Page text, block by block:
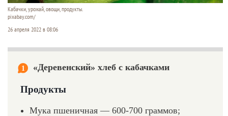
Кабачки, урожай, овощи, продукты.
pixabay.com/
26 апреля 2022 в 08:06
1 «Деревенский» хлеб с кабачками
Продукты
Мука пшеничная — 600-700 граммов;